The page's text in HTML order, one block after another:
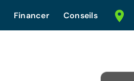
Financer Conseils